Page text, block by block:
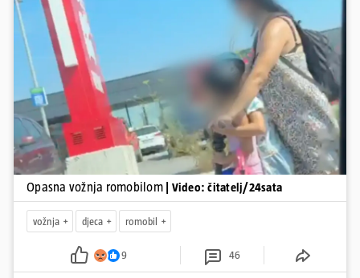
zadobivenima u padu s romobila.
Pokretanje videa...
Opasna vožnja romobilom | Video: čitatelj/24sata
vožnja djeca romobil
9 46